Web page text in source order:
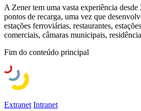
A Zener tem uma vasta experiência
pontos de recarga, uma vez que
estações ferroviárias, restaurantes,
comerciais, câmaras municipais,
Fim do conteúdo principal
Extranet Intranet